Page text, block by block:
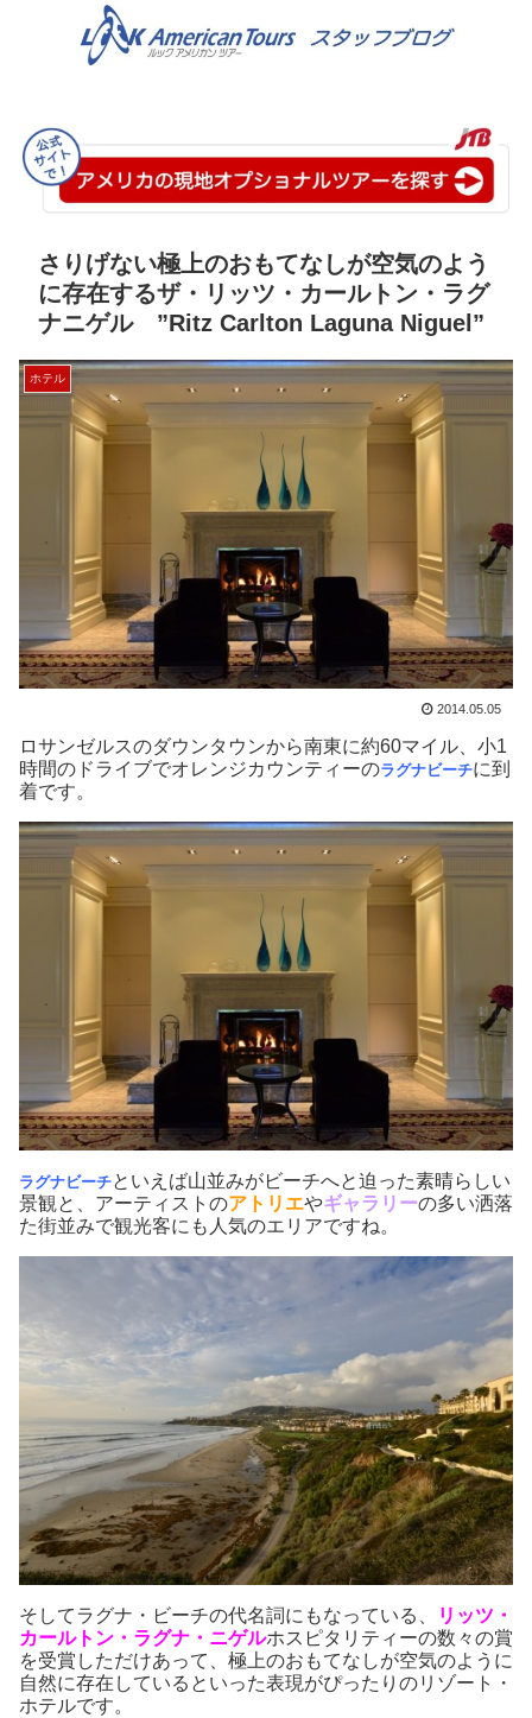
さりげない極上のおもてなしが空気のよう
に存在するザ・リッツ・カールトン・ラグ
ナニゲル ”Ritz Carlton Laguna Niguel”
ホテル
2014.05.05
ロサンゼルスのダウンタウンから南東に約60マイル、小1
時間のドライブでオレンジカウンティーのラグナビーチに到
着です。
ラグナビーチといえば山並みがビーチへと迫った素晴らしい
景観と、アーティストのアトリエやギャラリーの多い洒落
た街並みで観光客にも人気のエリアですね。
そしてラグナ・ビーチの代名詞にもなっている、
リッツ・
カールトン・ラグナ・ニゲルホスピタリティーの数々の賞
を受賞しただけあって、極上のおもてなしが空気のように
自然に存在しているといった表現がぴったりのリゾート・
ホテルです。